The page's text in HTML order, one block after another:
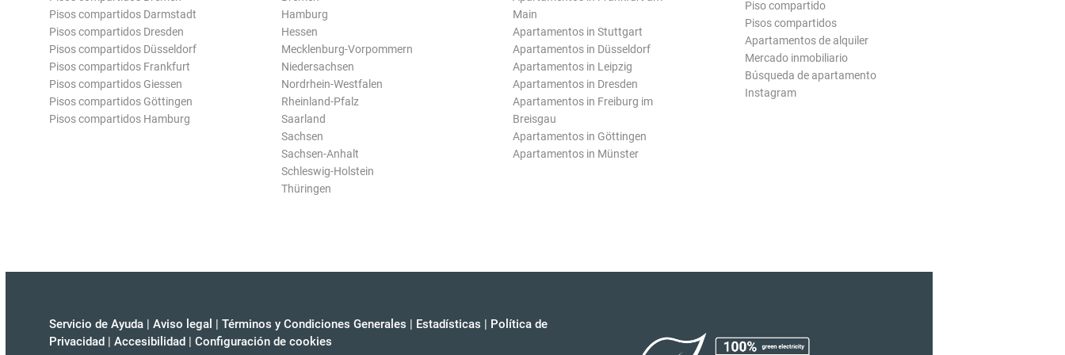
Pisos compartidos Darmstadt
Pisos compartidos Dresden
Pisos compartidos Düsseldorf
Pisos compartidos Frankfurt
Pisos compartidos Giessen
Pisos compartidos Göttingen
Pisos compartidos Hamburg
Hamburg
Hessen
Mecklenburg-Vorpommern
Niedersachsen
Nordrhein-Westfalen
Rheinland-Pfalz
Saarland
Sachsen
Sachsen-Anhalt
Schleswig-Holstein
Thüringen
Main
Apartamentos in Stuttgart
Apartamentos in Düsseldorf
Apartamentos in Leipzig
Apartamentos in Dresden
Apartamentos in Freiburg im
Breisgau
Apartamentos in Göttingen
Apartamentos in Münster
Piso compartido
Pisos compartidos
Apartamentos de alquiler
Mercado inmobiliario
Búsqueda de apartamento
Instagram
Servicio de Ayuda | Aviso legal | Términos y Condiciones Generales | Estadísticas | Política de
Privacidad | Accesibilidad | Configuración de cookies